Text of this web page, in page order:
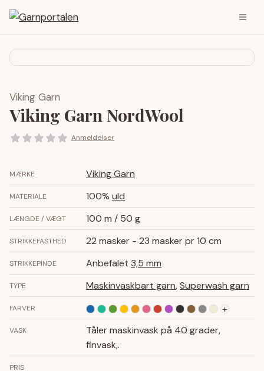
Viking Garn
Viking Garn NordWool
Anmeldelser
MÆRKE Viking Garn
MATERIALE 100% uld
LÆNGDE / VÆGT 100 m / 50 g
STRIKKEFASTHED 22 masker - 23 masker pr 10 cm
STRIKKEPINDE Anbefalet 3,5 mm
TYPE Maskinvaskbart garn,Superwash garn
FARVER +
VASK
Tåler maskinvask på 40 grader,
finvask,.
PRIS